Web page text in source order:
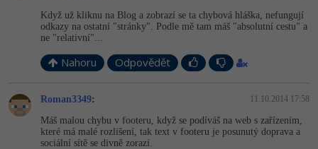
Když už kliknu na Blog a zobrazí se ta chybová hláška, nefungují
odkazy na ostatní "stránky". Podle mě tam máš "absolutní cestu" a
ne "relativní"...
Nahoru Odpovědět
Roman3349: 11.10.2014 17:58
Máš malou chybu v footeru, když se podíváš na web s zařízením,
které má malé rozlišení, tak text v footeru je posunutý doprava a
sociální sítě se divně zorazí.